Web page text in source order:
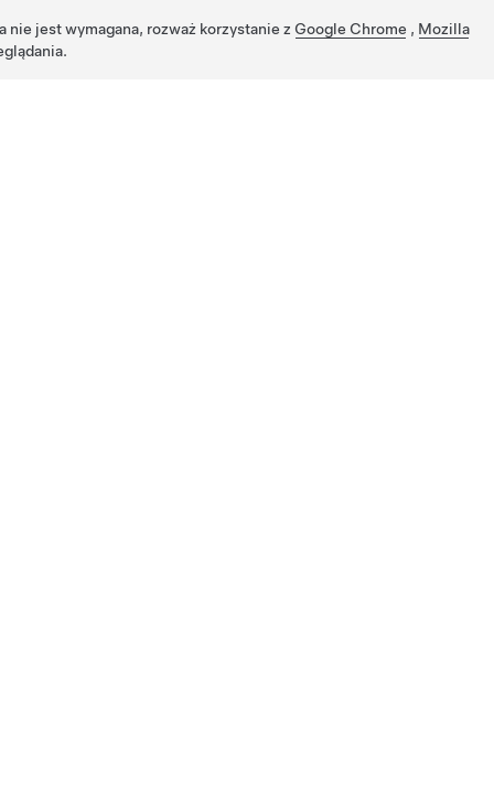
jest wymagana, rozważ korzystanie z Google Chrome , Mozilla